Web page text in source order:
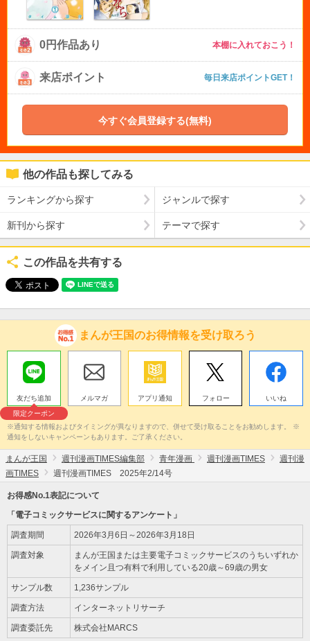
0円作品あり 本棚に入れておこう！
来店ポイント 毎日来店ポイントGET！
今すぐ会員登録する(無料)
他の作品も探してみる
ランキングから探す ジャンルで探す
新刊から探す テーマで探す
この作品を共有する
まんが王国のお得情報を受け取ろう
友だち追加
限定クーポン
メルマガ アプリ通知 フォロー いいね
※通知する情報およびタイミングが異なりますので、併せて受け取ることをお勧めします。 ※
通知をしないキャンペーンもあります。ご了承ください。
まんが王国 週刊漫画TIMES編集部 青年漫画 週刊漫画TIMES
週刊漫
画TIMES
週刊漫画TIMES 2025年2/14号
お得感No.1表記について
「電子コミックサービスに関するアンケート」
調査期間 2026年3月6日～2026年3月18日
調査対象
まんが王国または主要電子コミックサービスのうちいずれか
をメイン且つ有料で利用している20歳～69歳の男女
サンプル数 1,236サンプル
調査方法 インターネットリサーチ
調査委託先 株式会社MARCS